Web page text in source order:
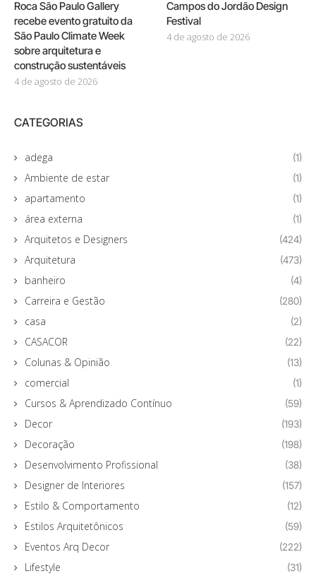
Roca São Paulo Gallery
recebe evento gratuito da
São Paulo Climate Week
sobre arquitetura e
construção sustentáveis
4 de agosto de 2026
Campos do Jordão Design
Festival
4 de agosto de 2026
CATEGORIAS
adega (1)
Ambiente de estar (1)
apartamento (1)
área externa (1)
Arquitetos e Designers (424)
Arquitetura (473)
banheiro (4)
Carreira e Gestão (280)
casa (2)
CASACOR (22)
Colunas & Opinião (13)
comercial (1)
Cursos & Aprendizado Contínuo (59)
Decor (193)
Decoração (198)
Desenvolvimento Profissional (38)
Designer de Interiores (157)
Estilo & Comportamento (12)
Estilos Arquitetônicos (59)
Eventos Arq Decor (222)
Lifestyle (31)